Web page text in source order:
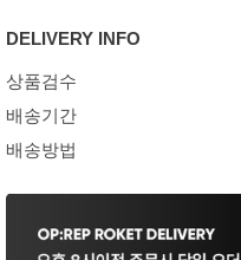
DELIVERY INFO
상품검수
배송기간
배송방법